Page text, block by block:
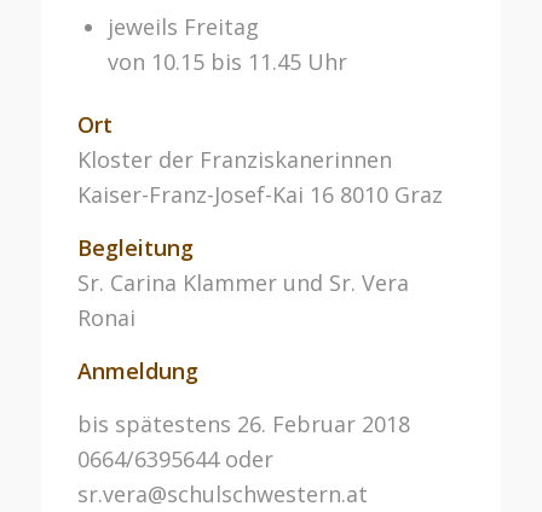
jeweils Freitag
von 10.15 bis 11.45 Uhr
Ort
Kloster der Franziskanerinnen
Kaiser-Franz-Josef-Kai 16 8010 Graz
Begleitung
Sr. Carina Klammer und Sr. Vera
Ronai
Anmeldung
bis spätestens 26. Februar 2018
0664/6395644 oder
sr.vera@schulschwestern.at